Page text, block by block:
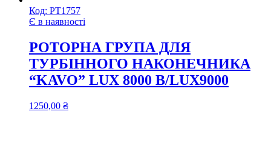
Код: РТ1757
Є в наявності
РОТОРНА ГРУПА ДЛЯ
ТУРБІННОГО НАКОНЕЧНИКА
“KAVO” LUX 8000 B/LUX9000
1250,00 ₴